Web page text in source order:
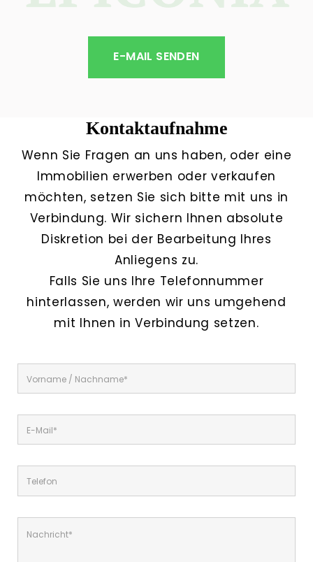
E-MAIL SENDEN
Kontaktaufnahme
Wenn Sie Fragen an uns haben, oder eine
Immobilien erwerben oder verkaufen
möchten, setzen Sie sich bitte mit uns in
Verbindung. Wir sichern Ihnen absolute
Diskretion bei der Bearbeitung Ihres
Anliegens zu.
Falls Sie uns Ihre Telefonnummer
hinterlassen, werden wir uns umgehend
mit Ihnen in Verbindung setzen.